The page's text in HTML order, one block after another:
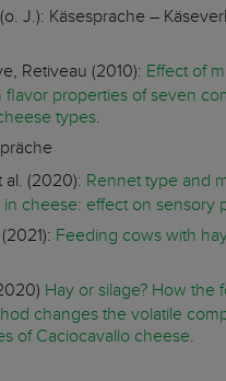
J.): Käsesprache –
Retiveau (2010): Effect of
flavor properties of seven
types.
al. (2020): Rennet type and
in cheese: effect on sensory
Feeding cows with
Hay or silage? How the
changes the volatile
of Caciocavallo cheese.